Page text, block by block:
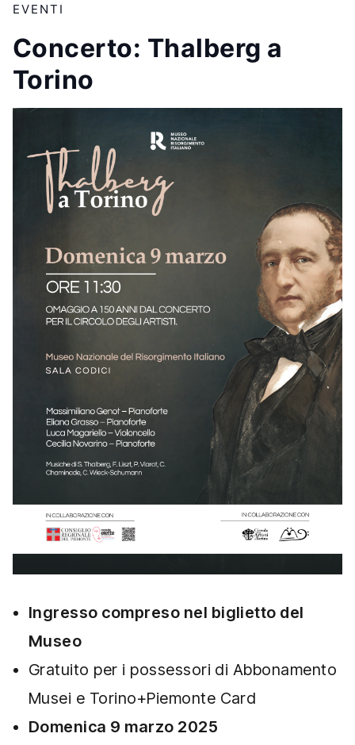
EVENTI
Concerto: Thalberg a
Torino
Ingresso compreso nel biglietto del
Museo
Gratuito per i possessori di Abbonamento
Musei e Torino+Piemonte Card
Domenica 9 marzo 2025